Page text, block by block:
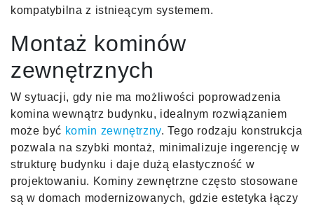
kompatybilna z istnieącym systemem.
Montaż kominów
zewnętrznych
W sytuacji, gdy nie ma możliwości poprowadzenia
komina wewnątrz budynku, idealnym rozwiązaniem
może być komin zewnętrzny. Tego rodzaju konstrukcja
pozwala na szybki montaż, minimalizuje ingerencję w
strukturę budynku i daje dużą elastyczność w
projektowaniu. Kominy zewnętrzne często stosowane
są w domach modernizowanych, gdzie estetyka łączy